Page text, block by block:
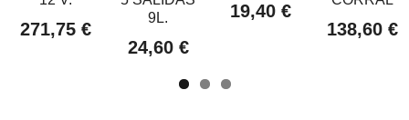
271,75 €
9L.
24,60 €
19,40 €
138,60 €